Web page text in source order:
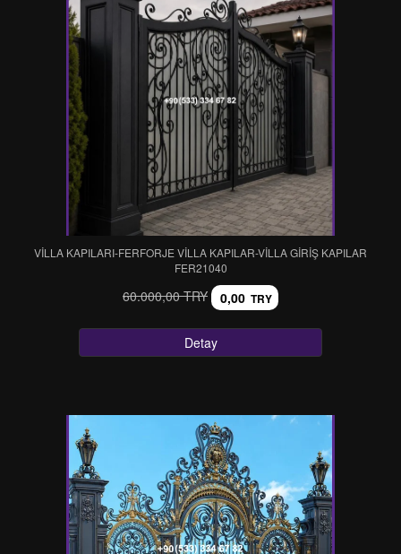
VİLLA KAPILARI-FERFORJE VİLLA KAPILAR-VİLLA GİRİŞ KAPILAR
FER21040
60.000,00 TRY 0,00 TRY
Detay